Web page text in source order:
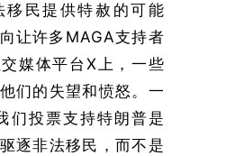
移民提供特赦的可能
让许多MAGA支持者
媒体平台X上，一些
们的失望和愤怒。一
们投票支持特朗普是
逐非法移民，而不是